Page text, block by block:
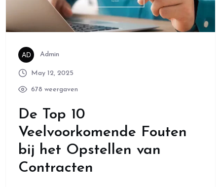
Admin
May 12, 2025
678 weergaven
De Top 10
Veelvoorkomende Fouten
bij het Opstellen van
Contracten